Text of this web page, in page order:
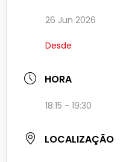
26 Jun 2026
Desde
HORA
18:15 - 19:30
LOCALIZAÇÃO